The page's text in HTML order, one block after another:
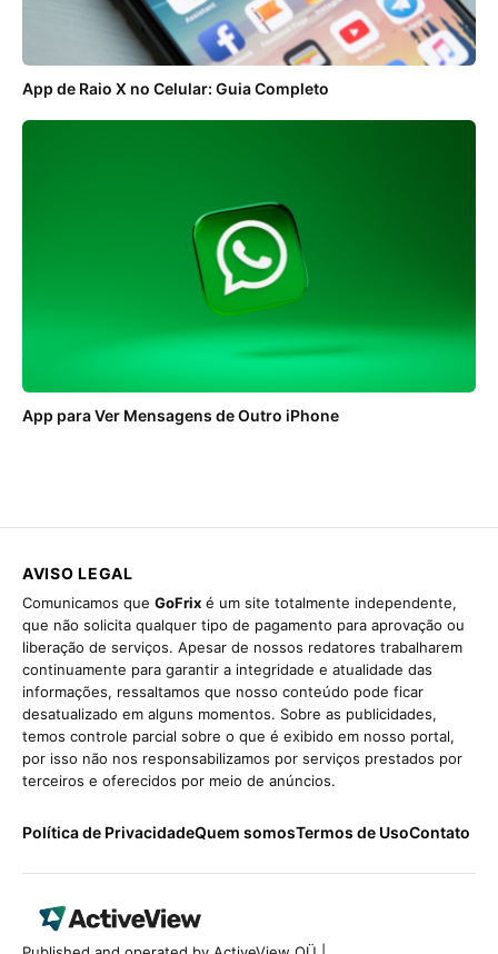
App de Raio X no Celular: Guia Completo
App para Ver Mensagens de Outro iPhone
AVISO LEGAL
Comunicamos que GoFrix é um site totalmente independente,
que não solicita qualquer tipo de pagamento para aprovação ou
liberação de serviços. Apesar de nossos redatores trabalharem
continuamente para garantir a integridade e atualidade das
informações, ressaltamos que nosso conteúdo pode ficar
desatualizado em alguns momentos. Sobre as publicidades,
temos controle parcial sobre o que é exibido em nosso portal,
por isso não nos responsabilizamos por serviços prestados por
terceiros e oferecidos por meio de anúncios.
Política de PrivacidadeQuem somosTermos de UsoContato